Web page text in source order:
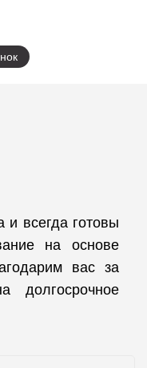
всегда готовы
на основе
вас за
долгосрочное